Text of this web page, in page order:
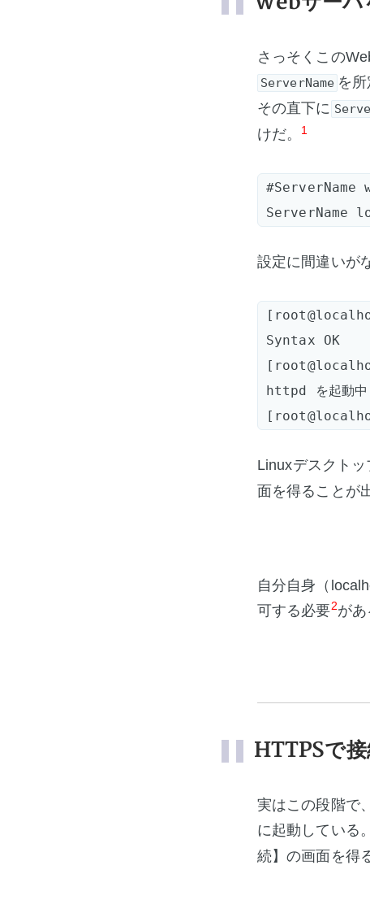
さっそくこの
ServerName を
その直下に
けだ。
1
#ServerName
設定に間違いが
Syntax OK
httpd を
Linuxデスクト
面を得ることが
自分自身（
可する必要2が
HTTPSで
実はこの段階で
に起動している
続】の画面を得